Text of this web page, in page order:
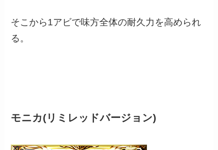
そこから1アビで味方全体の耐久力を高められ
る。
モニカ(リミレッドバージョン)